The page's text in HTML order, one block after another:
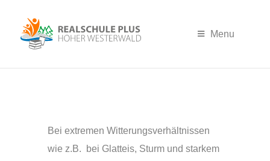
Menu
Bei extremen Witterungsverhältnissen
wie z.B. bei Glatteis, Sturm und starkem